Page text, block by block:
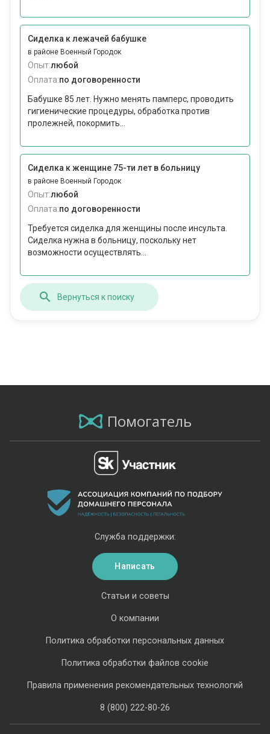
Сиделка к лежачей бабушке
в районе Военный Городок
Опыт:любой
Оплата:по договоренности
Бабушке 85 лет. Нужно менять памперс, проводить
гигиенические процедуры, обработка против
пролежней, покормить...
Сиделка к женщине 75-ти лет в больницу
в районе Военный Городок
Опыт:любой
Оплата:по договоренности
Требуется сиделка для женщины после инсульта.
Сиделка нужна в больницу, поскольку нет
возможности осуществлять...
Вернуться к поиску
Помогатель
Статьи и советы
О компании
Политика обработки персональных данных
Политика обработки файлов cookie
Правила применения рекомендательных технологий
8 (800) 222-80-26
Служба поддержки:
Написать